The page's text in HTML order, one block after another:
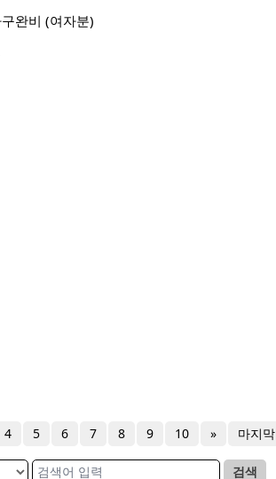
완비 (여자분)
4 5 6 7 8 9 10 » 마지막
검색